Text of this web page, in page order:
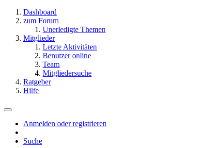
Dashboard
zum Forum
Unerledigte Themen
Mitglieder
Letzte Aktivitäten
Benutzer online
Team
Mitgliedersuche
Ratgeber
Hilfe
Anmelden oder registrieren
Suche